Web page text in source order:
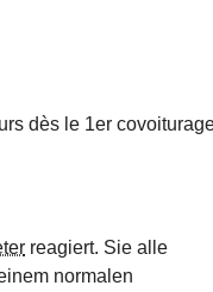
dès le 1er
reagiert. Sie alle
normalen